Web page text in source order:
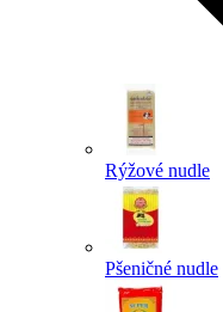
Rýžové nudle
Pšeničné nudle